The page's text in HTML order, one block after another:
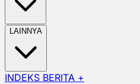
LAINNYA
INDEKS BERITA +